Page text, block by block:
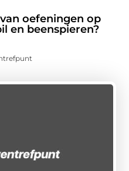
oefeningen op
en beenspieren?